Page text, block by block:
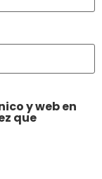
y web en
que